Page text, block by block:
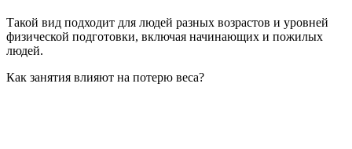
Такой вид подходит для людей разных возрастов и уровней
физической подготовки, включая начинающих и пожилых
людей.
Как занятия влияют на потерю веса?